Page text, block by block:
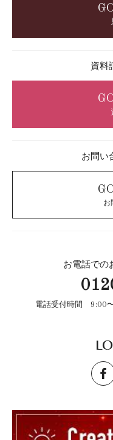
資料
お問い
お
お電話での
電話受付時間 9:00